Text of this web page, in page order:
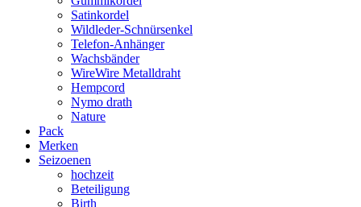
Satinkordel
Wildleder-Schnürsenkel
Telefon-Anhänger
Wachsbänder
WireWire Metalldraht
Hempcord
Nymo drath
Nature
Pack
Merken
Seizoenen
hochzeit
Beteiligung
Birth